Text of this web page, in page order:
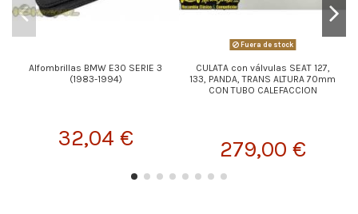
Alfombrillas BMW E30 SERIE 3
(1983-1994)
32,04 €
Fuera de stock
CULATA con válvulas SEAT 127,
133, PANDA, TRANS ALTURA 70mm
CON TUBO CALEFACCION
279,00 €